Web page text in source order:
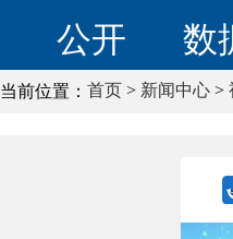
公开
数
当前位置： 首页 > 新闻中心 >